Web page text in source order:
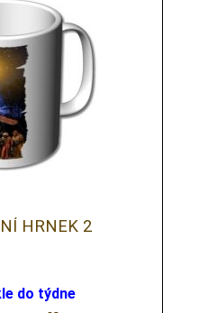
HRNEK 2
do týdne